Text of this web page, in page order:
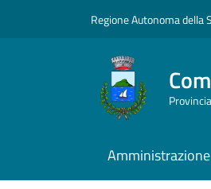
Regione Autonoma della
Amministrazione